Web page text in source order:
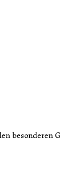
besonderen